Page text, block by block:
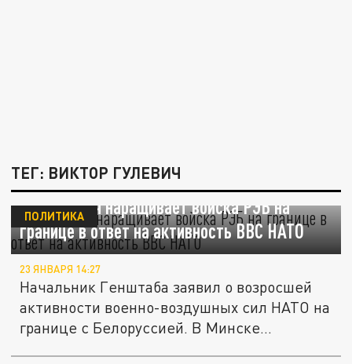
ТЕГ: ВИКТОР ГУЛЕВИЧ
Белоруссия наращивает войска РЭБ на
границе в ответ на активность ВВС НАТО
ПОЛИТИКА
23 ЯНВАРЯ 14:27
Начальник Генштаба заявил о возросшей
активности военно-воздушных сил НАТО на
границе с Белоруссией. В Минске...